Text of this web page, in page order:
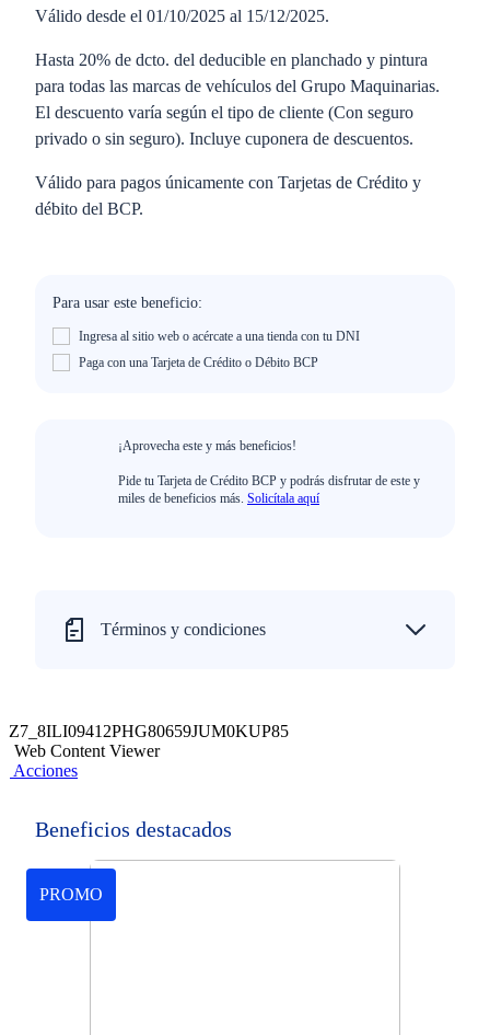
Válido desde el 01/10/2025 al 15/12/2025.
Hasta 20% de dcto. del deducible en planchado y pintura
para todas las marcas de vehículos del Grupo Maquinarias.
El descuento varía según el tipo de cliente (Con seguro
privado o sin seguro). Incluye cuponera de descuentos.
Válido para pagos únicamente con Tarjetas de Crédito y
débito del BCP.
Para usar este beneficio:
Ingresa al sitio web o acércate a una tienda con tu DNI
Paga con una Tarjeta de Crédito o Débito BCP
¡Aprovecha este y más beneficios!
Pide tu Tarjeta de Crédito BCP y podrás disfrutar de este y
miles de beneficios más. Solicítala aquí
Términos y condiciones
Z7_8ILI09412PHG80659JUM0KUP85
Web Content Viewer
Acciones
Beneficios destacados
PROMO